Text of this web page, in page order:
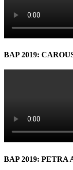
BAP 2019:
BAP 2019: